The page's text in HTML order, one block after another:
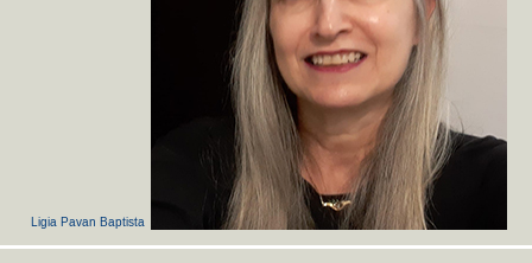
Ligia Pavan Baptista